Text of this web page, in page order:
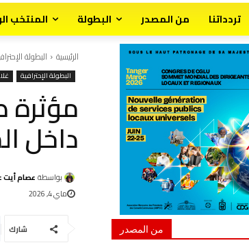
تردداتنا من المصدر البطولة المنتخب
الرئيسية البطولة
البطولة الإحترافية
مؤثرة
داخل
بواسطة عصام أيت
ماي 4, 2026
شارك من المصدر